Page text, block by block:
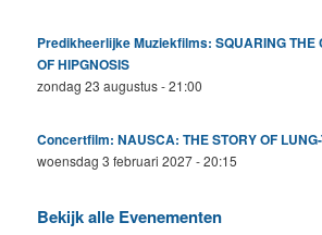
Predikheerlijke Muziekfilms: SQUARING THE
OF HIPGNOSIS
zondag 23 augustus - 21:00
Concertfilm: NAUSCA: THE STORY OF
woensdag 3 februari 2027 - 20:15
Bekijk alle Evenementen